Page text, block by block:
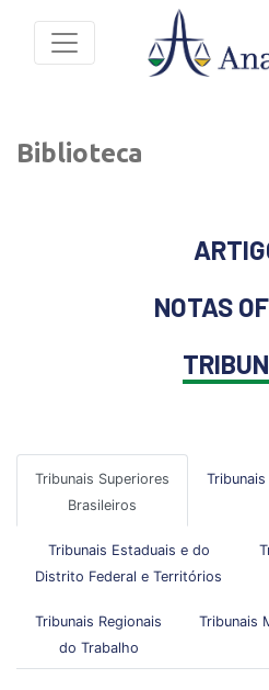
Biblioteca
NOTAS
Tribunais Superiores
Brasileiros
Tribunais
Tribunais Estaduais e do
Distrito Federal e Territórios
Tribunais Regionais
do Trabalho
Tribunais